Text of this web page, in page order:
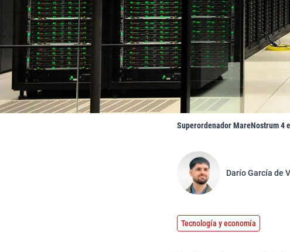
Superordenador MareNostrum 4
Darío García de
Tecnología y economía